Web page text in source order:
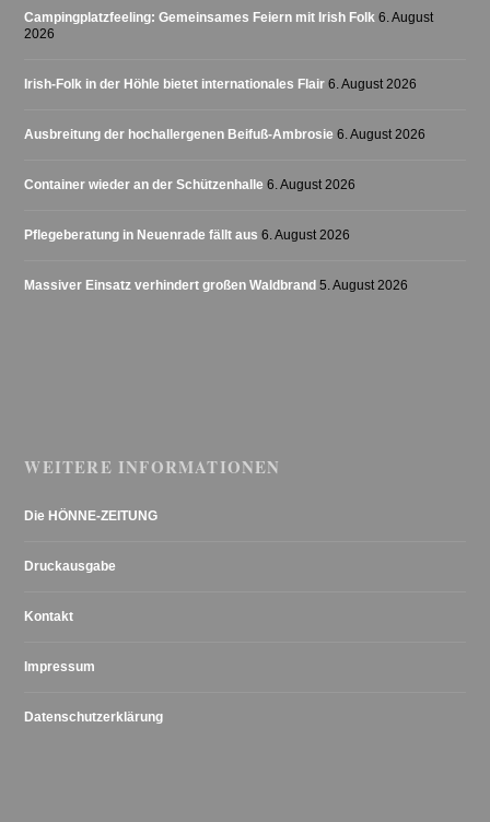
Campingplatzfeeling: Gemeinsames Feiern mit Irish Folk 6. August
2026
Irish-Folk in der Höhle bietet internationales Flair 6. August 2026
Ausbreitung der hochallergenen Beifuß-Ambrosie 6. August 2026
Container wieder an der Schützenhalle 6. August 2026
Pflegeberatung in Neuenrade fällt aus 6. August 2026
Massiver Einsatz verhindert großen Waldbrand 5. August 2026
WEITERE INFORMATIONEN
Die HÖNNE-ZEITUNG
Druckausgabe
Kontakt
Impressum
Datenschutzerklärung